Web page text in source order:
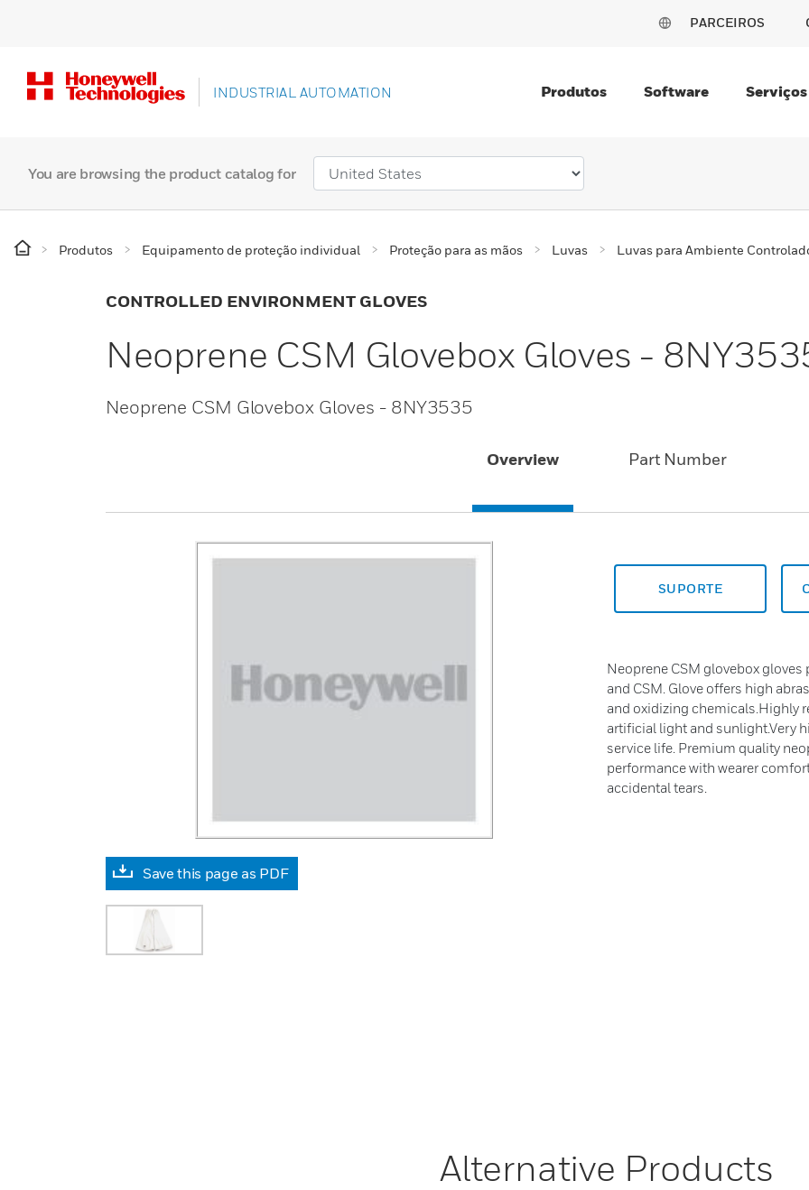
PARCEIROS
INDUSTRIAL AUTOMATION Produtos Software Serviços
You are browsing the product catalog for
Produtos Equipamento de proteção individual Proteção para as mãos Luvas Luvas para Ambiente
CONTROLLED ENVIRONMENT GLOVES
Neoprene CSM Glovebox Gloves -
Neoprene CSM Glovebox Gloves - 8NY3535
Overview Part Number
Save this page as PDF
SUPORTE
Neoprene CSM glovebox
and CSM. Glove offers high
and oxidizing chemicals.Highly
artificial light and sunlight.Very
service life. Premium quality
performance with wearer
accidental tears.
Alternative Products